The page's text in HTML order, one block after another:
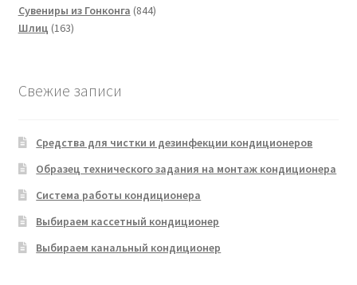
товаров
Сувениры из Гонконга 844844
Шлиц 163163
Свежие записи
Средства для чистки и дезинфекции кондиционеров
Образец технического задания на монтаж кондиционера
Система работы кондиционера
Выбираем кассетный кондиционер
Выбираем канальный кондиционер